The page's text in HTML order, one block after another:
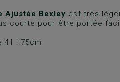
Ajustée Bexley est très
courte pour être portée
41 : 75cm